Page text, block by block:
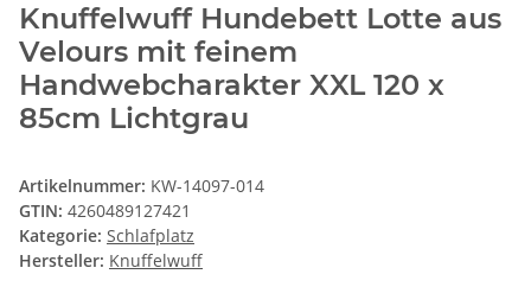
Knuffelwuff Hundebett Lotte aus
Velours mit feinem
Handwebcharakter XXL 120 x
85cm Lichtgrau
Artikelnummer: KW-14097-014
GTIN: 4260489127421
Kategorie: Schlafplatz
Hersteller: Knuffelwuff